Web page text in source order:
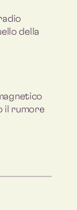
della
il rumore